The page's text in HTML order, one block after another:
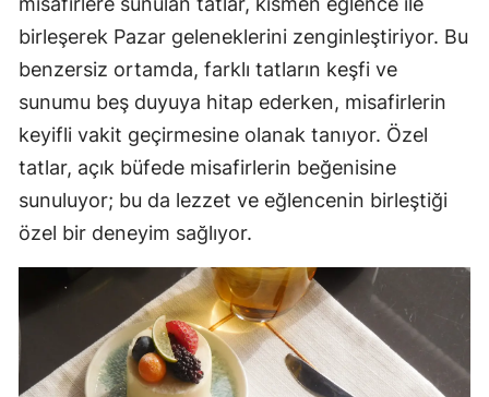
birleşerek Pazar geleneklerini zenginleştiriyor. Bu
benzersiz ortamda, farklı tatların keşfi ve
sunumu beş duyuya hitap ederken, misafirlerin
keyifli vakit geçirmesine olanak tanıyor. Özel
tatlar, açık büfede misafirlerin beğenisine
sunuluyor; bu da lezzet ve eğlencenin birleştiği
özel bir deneyim sağlıyor.